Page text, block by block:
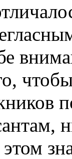
этом